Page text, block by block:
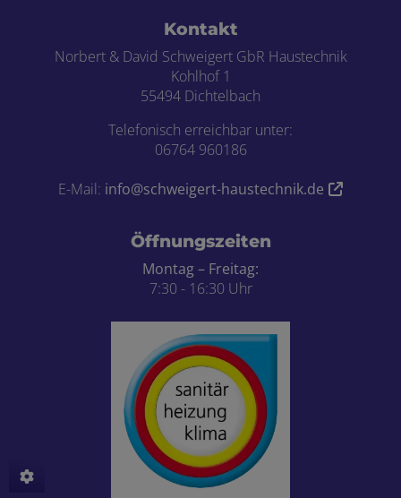
Footer - Kontaktdaten und
Kontakt
Norbert & David Schweigert GbR Haustechnik
Kohlhof 1
55494 Dichtelbach
Telefonisch erreichbar unter:
06764 960186
E-Mail: info@schweigert-haustechnik.de
Öffnungszeiten
Montag – Freitag:
7:30 - 16:30 Uhr